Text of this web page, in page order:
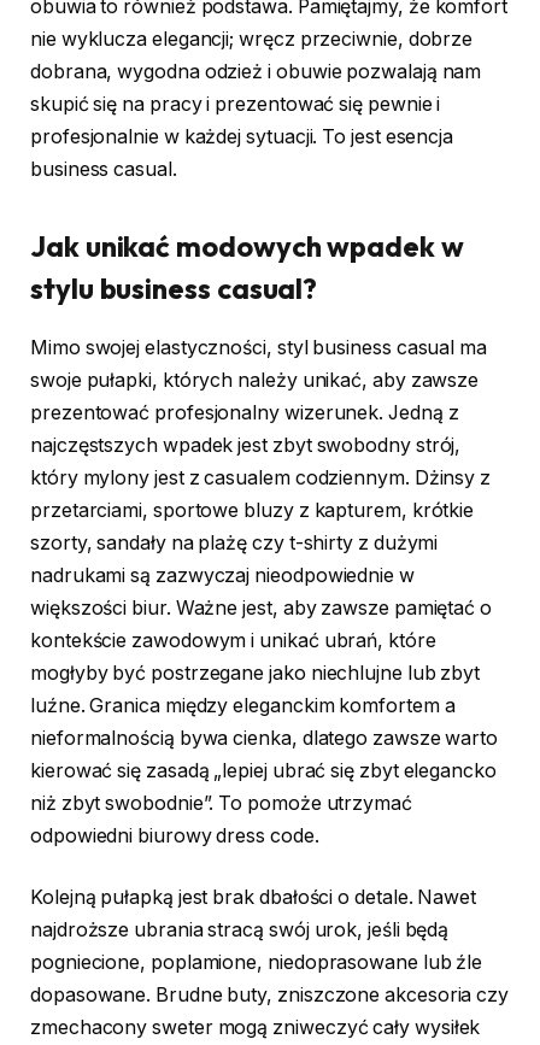
obuwia to również podstawa. Pamiętajmy, że komfort
nie wyklucza elegancji; wręcz przeciwnie, dobrze
dobrana, wygodna odzież i obuwie pozwalają nam
skupić się na pracy i prezentować się pewnie i
profesjonalnie w każdej sytuacji. To jest esencja
business casual.
Jak unikać modowych wpadek w
stylu business casual?
Mimo swojej elastyczności, styl business casual ma
swoje pułapki, których należy unikać, aby zawsze
prezentować profesjonalny wizerunek. Jedną z
najczęstszych wpadek jest zbyt swobodny strój,
który mylony jest z casualem codziennym. Dżinsy z
przetarciami, sportowe bluzy z kapturem, krótkie
szorty, sandały na plażę czy t-shirty z dużymi
nadrukami są zazwyczaj nieodpowiednie w
większości biur. Ważne jest, aby zawsze pamiętać o
kontekście zawodowym i unikać ubrań, które
mogłyby być postrzegane jako niechlujne lub zbyt
luźne. Granica między eleganckim komfortem a
nieformalnością bywa cienka, dlatego zawsze warto
kierować się zasadą „lepiej ubrać się zbyt elegancko
niż zbyt swobodnie”. To pomoże utrzymać
odpowiedni biurowy dress code.
Kolejną pułapką jest brak dbałości o detale. Nawet
najdroższe ubrania stracą swój urok, jeśli będą
pogniecione, poplamione, niedoprasowane lub źle
dopasowane. Brudne buty, zniszczone akcesoria czy
zmechacony sweter mogą zniweczyć cały wysiłek